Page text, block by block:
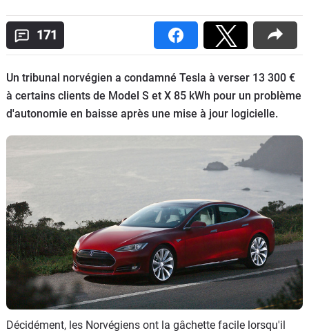
Electriques
Utilitaires
Flottes
Auto
Moto
Marques
171
Un tribunal norvégien a condamné Tesla à verser 13 300 €
à certains clients de Model S et X 85 kWh pour un problème
d'autonomie en baisse après une mise à jour logicielle.
Décidément, les Norvégiens ont la gâchette facile lorsqu'il